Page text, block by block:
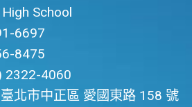
School
6697
8475
2322-4060
北市中正區 愛國東路 158 號